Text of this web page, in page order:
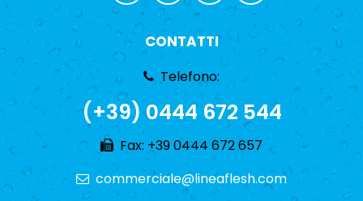
CONTATTI
Telefono:
(+39) 0444 672 544
Fax: +39 0444 672 657
commerciale@lineaflesh.com